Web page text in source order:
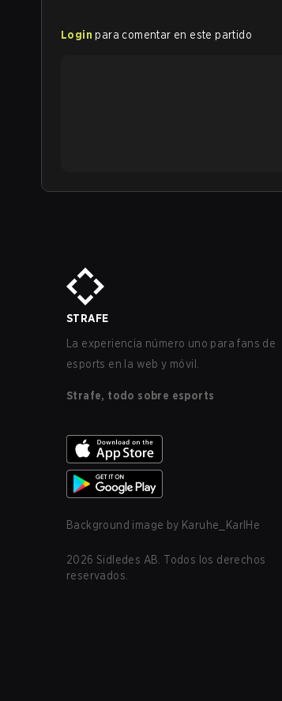
Login para comentar en este partido
STRAFE
La experiencia número uno para fans de
esports en la web y móvil.
Strafe, todo sobre esports
Background image by Karuhe_KarlHe
2026 Sidledes AB. Todos los derechos
reservados.